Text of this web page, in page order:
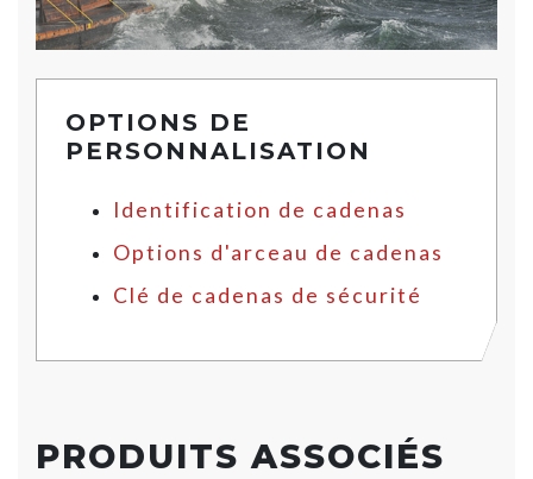
OPTIONS DE
PERSONNALISATION
Identification de cadenas
Options d'arceau de cadenas
Clé de cadenas de sécurité
PRODUITS ASSOCIÉS